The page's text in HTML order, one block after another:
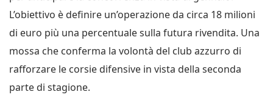
L’obiettivo è definire un’operazione da circa 18 milioni
di euro più una percentuale sulla futura rivendita. Una
mossa che conferma la volontà del club azzurro di
rafforzare le corsie difensive in vista della seconda
parte di stagione.